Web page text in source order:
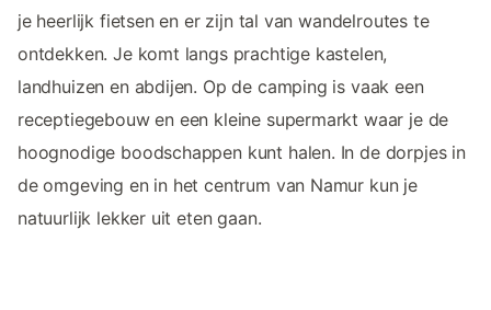
je heerlijk fietsen en er zijn tal van wandelroutes te
ontdekken. Je komt langs prachtige kastelen,
landhuizen en abdijen. Op de camping is vaak een
receptiegebouw en een kleine supermarkt waar je de
hoognodige boodschappen kunt halen. In de dorpjes in
de omgeving en in het centrum van Namur kun je
natuurlijk lekker uit eten gaan.